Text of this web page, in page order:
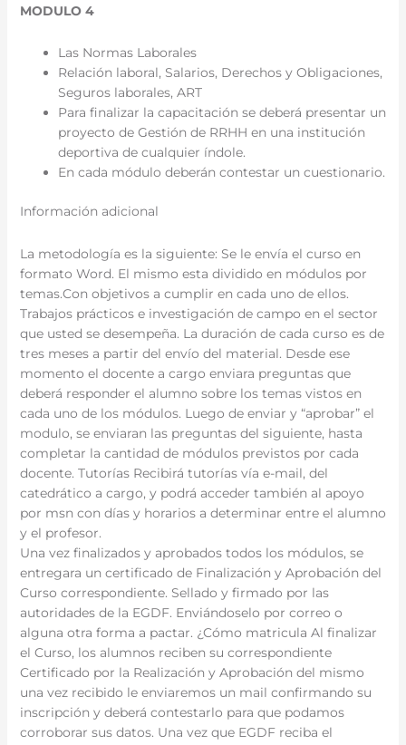
MODULO 4
Las Normas Laborales
Relación laboral, Salarios, Derechos y Obligaciones,
Seguros laborales, ART
Para finalizar la capacitación se deberá presentar un
proyecto de Gestión de RRHH en una institución
deportiva de cualquier índole.
En cada módulo deberán contestar un cuestionario.
Información adicional
La metodología es la siguiente: Se le envía el curso en
formato Word. El mismo esta dividido en módulos por
temas.Con objetivos a cumplir en cada uno de ellos.
Trabajos prácticos e investigación de campo en el sector
que usted se desempeña. La duración de cada curso es de
tres meses a partir del envío del material. Desde ese
momento el docente a cargo enviara preguntas que
deberá responder el alumno sobre los temas vistos en
cada uno de los módulos. Luego de enviar y “aprobar” el
modulo, se enviaran las preguntas del siguiente, hasta
completar la cantidad de módulos previstos por cada
docente. Tutorías Recibirá tutorías vía e-mail, del
catedrático a cargo, y podrá acceder también al apoyo
por msn con días y horarios a determinar entre el alumno
y el profesor.
Una vez finalizados y aprobados todos los módulos, se
entregara un certificado de Finalización y Aprobación del
Curso correspondiente. Sellado y firmado por las
autoridades de la EGDF. Enviándoselo por correo o
alguna otra forma a pactar. ¿Cómo matricula Al finalizar
el Curso, los alumnos reciben su correspondiente
Certificado por la Realización y Aprobación del mismo
una vez recibido le enviaremos un mail confirmando su
inscripción y deberá contestarlo para que podamos
corroborar sus datos. Una vez que EGDF reciba el